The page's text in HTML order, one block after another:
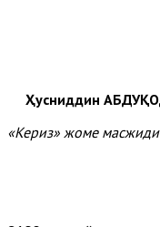
Ҳусниддин АБДУҚ
«Кериз» жоме